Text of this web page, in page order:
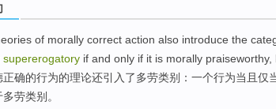
of morally correct action also introduce the
supererogatory if and only if it is morally praiseworthy,
正确的行为的理论还引入 了多劳类别 ： 一个行为当 且仅
多劳类别。